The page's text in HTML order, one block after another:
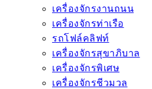
เครื่องจักรงานถนน
เครื่องจักรท่าเรือ
รถโฟล์คลิฟท์
เครื่องจักรสุขาภิบาล
เครื่องจักรพิเศษ
เครื่องจักรชีวมวล